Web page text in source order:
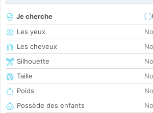
Je cherche
Les yeux
Les cheveux
Silhouette
Taille
Poids
Possède des enfants